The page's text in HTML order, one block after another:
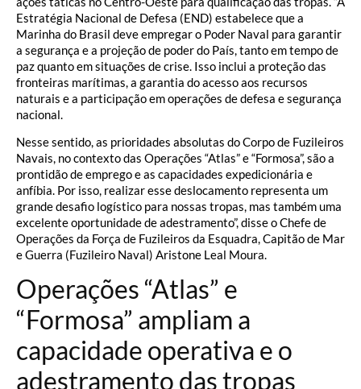
Estratégia Nacional de Defesa (END) estabelece que a
Marinha do Brasil deve empregar o Poder Naval para garantir
a segurança e a projeção de poder do País, tanto em tempo de
paz quanto em situações de crise. Isso inclui a proteção das
fronteiras marítimas, a garantia do acesso aos recursos
naturais e a participação em operações de defesa e segurança
nacional.
Nesse sentido, as prioridades absolutas do Corpo de Fuzileiros
Navais, no contexto das Operações “Atlas” e “Formosa”, são a
prontidão de emprego e as capacidades expedicionária e
anfíbia. Por isso, realizar esse deslocamento representa um
grande desafio logístico para nossas tropas, mas também uma
excelente oportunidade de adestramento”, disse o Chefe de
Operações da Força de Fuzileiros da Esquadra, Capitão de Mar
e Guerra (Fuzileiro Naval) Aristone Leal Moura.
Operações “Atlas” e
“Formosa” ampliam a
capacidade operativa e o
adestramento das tropas